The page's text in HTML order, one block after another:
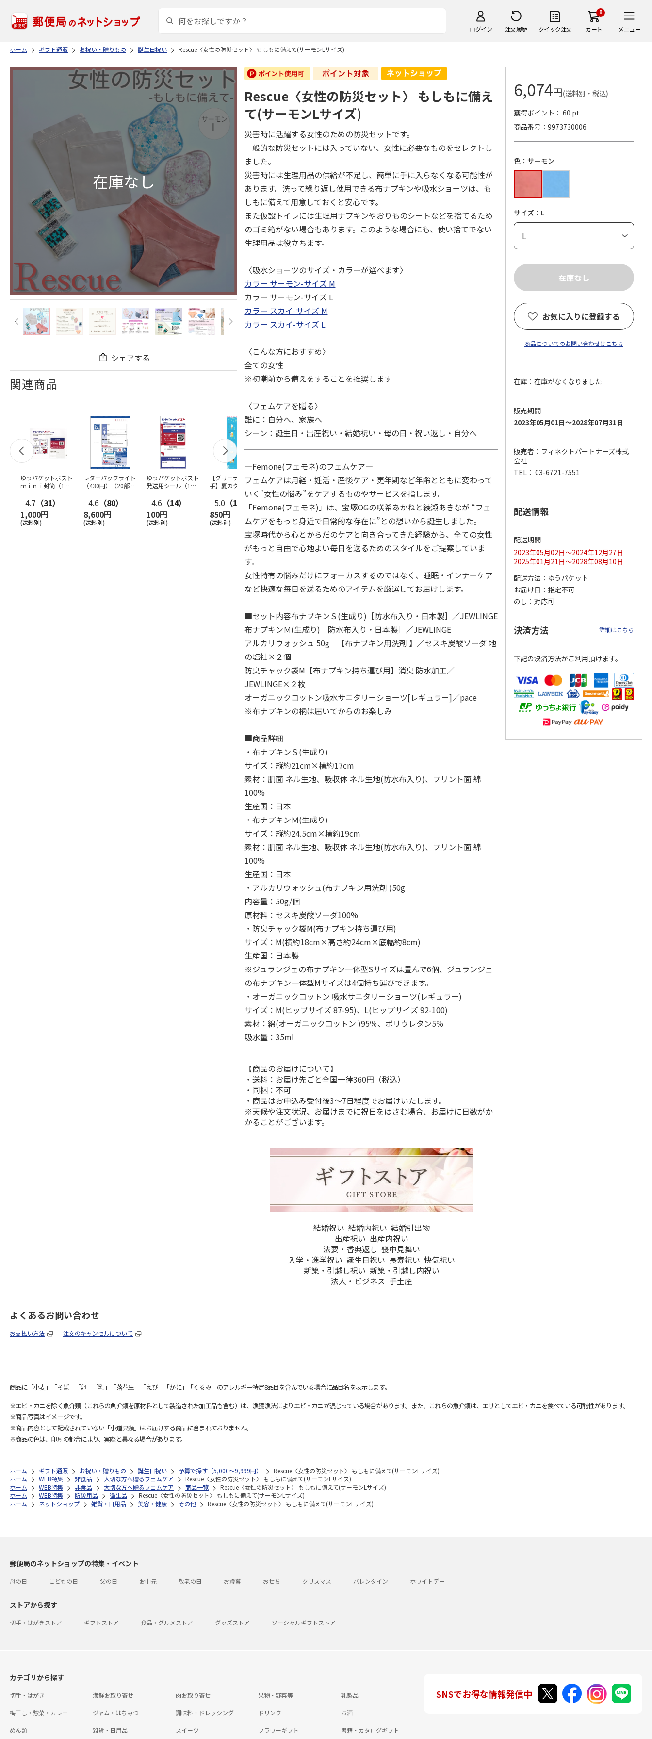
ログイン 注文履歴 クイック注文
0
カート メニュー
ホーム ギフト通販 お祝い・贈りもの 誕生日祝い Rescue〈女性の防災セット〉 もしもに備えて(サーモンLサイズ)
シェアする
関連商品
ゆうパケットポスト
ｍｉｎｉ封筒（1個
4.7 （31）
1,000円
(送料別)
レターパックライト
（430円）（20部セ
4.6 （80）
8,600円
(送料別)
ゆうパケットポスト
発送用シール（1個
4.6 （14）
100円
(送料別)
【グリーティング切
手】夏のグリーティ
5.0 （10）
850円
(送料別)
【グリーティング切
手】夏のグリーティ
ング（110円）
5.0（17）
1,100円
(送料別)
レターパックプラス
（600円）（20部セ
ット）
4.8（24）
12,000円
(送料別)
＜お中元＞新つぶら
なオールスターズ
4.8 （191）
3,780円
(送料・税込)
【グリーティング切
手】ハッピーグリー
5.0（2）
1,100円
(送料別)
【グリーティング切
手】グリーティング
5,500円
通切手・千鳥（1シ
Rescue〈女性の防災セット〉 もしもに備え
て(サーモンLサイズ)
災害時に活躍する女性のための防災セットです。
一般的な防災セットには入っていない、女性に必要なものをセレクトし
ました。
災害時には生理用品の供給が不足し、簡単に手に入らなくなる可能性が
あります。洗って繰り返し使用できる布ナプキンや吸水ショーツは、も
しもに備えて用意しておくと安心です。
また仮設トイレには生理用ナプキンやおりものシートなどを捨てるため
のゴミ箱がない場合もあります。このような場合にも、使い捨てでない
生理用品は役立ちます。
〈吸水ショーツのサイズ・カラーが選べます〉
カラー サーモン-サイズ M
カラー サーモン-サイズ L
カラー スカイ-サイズ M
カラー スカイ-サイズ L
〈こんな方におすすめ〉
全ての女性
※初潮前から備えをすることを推奨します
〈フェムケアを贈る〉
誰に：自分へ、家族へ
シーン：誕生日・出産祝い・結婚祝い・母の日・祝い返し・自分へ
―Femone(フェモネ)のフェムケア―
フェムケアは月経・妊活・産後ケア・更年期など年齢とともに変わって
いく“女性の悩み”をケアするものやサービスを指します。
「Femone(フェモネ)」は、宝塚OGの咲希あかねと綾瀬あきなが “フェ
ムケアをもっと身近で日常的な存在に”との想いから誕生しました。
宝塚時代から心とからだのケアと向き合ってきた経験から、全ての女性
がもっと自由で心地よい毎日を送るためのスタイルをご提案していま
す。
女性特有の悩みだけにフォーカスするのではなく、睡眠・インナーケア
など快適な毎日を送るためのアイテムを厳選してお届けします。
■セット内容布ナプキンＳ(生成り)［防水布入り・日本製］／JEWLINGE
布ナプキンＭ(生成り)［防水布入り・日本製］／JEWLINGE
アルカリウォッシュ 50g 【布ナプキン用洗剤 】／セスキ炭酸ソーダ 地
の塩社×２個
防臭チャック袋M【布ナプキン持ち運び用】消臭 防水加工／
JEWLINGE×２枚
オーガニックコットン吸水サニタリーショーツ[レギュラー]／pace
※布ナプキンの柄は届いてからのお楽しみ
■商品詳細
・布ナプキンＳ(生成り)
サイズ：縦約21cm×横約17cm
素材：肌面 ネル生地、吸収体 ネル生地(防水布入り)、プリント面 綿
100%
生産国：日本
・布ナプキンＭ(生成り)
サイズ：縦約24.5cm×横約19cm
素材：肌面 ネル生地、吸収体 ネル生地(防水布入り)、プリント面 綿
100%
生産国：日本
・アルカリウォッシュ(布ナプキン用洗剤 )50g
内容量：50g/個
原材料：セスキ炭酸ソーダ100%
・防臭チャック袋M(布ナプキン持ち運び用)
サイズ：M(横約18cm×高さ約24cm×底幅約8cm)
生産国：日本製
※ジュランジェの布ナプキン一体型Sサイズは畳んで6個、ジュランジェ
の布ナプキン一体型Mサイズは4個持ち運びできます。
・オーガニックコットン 吸水サニタリーショーツ(レギュラー)
サイズ：M(ヒップサイズ 87-95)、L(ヒップサイズ 92-100)
素材：綿(オーガニックコットン )95％、ポリウレタン5％
吸水量：35ml
【商品のお届けについて】
・送料：お届け先ごと全国一律360円（税込）
・同梱：不可
・商品はお申込み受付後3～7日程度でお届けいたします。
※天候や注文状況、お届けまでに祝日をはさむ場合、お届けに日数がか
かることがございます。
結婚祝い 結婚内祝い 結婚引出物
出産祝い 出産内祝い
法要・香典返し 喪中見舞い
入学・進学祝い 誕生日祝い 長寿祝い 快気祝い
新築・引越し祝い 新築・引越し内祝い
法人・ビジネス 手土産
6,074円(送料別・税込)
獲得ポイント： 60 pt
商品番号
9973730006
色：サーモン
サイズ：L
お気に入りに登録する
商品についてのお問い合わせはこちら
在庫：在庫がなくなりました
販売期間
2023年05月01日～2028年07月31日
販売者：フィネクトパートナーズ株式
会社
TEL： 03-6721-7551
配送情報
配送期間
2023年05月02日～2024年12月27日
2025年01月21日～2028年08月10日
配送方法
ゆうパケット
お届け日
指定不可
のし
対応可
決済方法 詳細はこちら
下記の決済方法がご利用頂けます。
よくあるお問い合わせ
お支払い方法 注文のキャンセルについて
商品に「小麦」「そば」「卵」「乳」「落花生」「えび」「かに」「くるみ」のアレルギー特定8品目を含んでいる場合に品目名を表示します。
※エビ・カニを除く魚介類（これらの魚介類を原材料として製造された加工品も含む）は、漁獲漁法によりエビ・カニが混じっている場合があります。また、これらの魚介類は、エサとしてエビ・カニを食べている可能性があります。
※商品写真はイメージです。
※商品内容として記載されていない「小道具類」はお届けする商品に含まれておりません。
※商品の色は、印刷の都合により、実際と異なる場合があります。
ホーム ギフト通販 お祝い・贈りもの 誕生日祝い 予算で探す（5,000～9,999円）
Rescue〈女性の防災セット〉 もしもに備えて(サーモンLサイズ)
ホーム
WEB特集 非食品 大切な方へ贈るフェムケア
Rescue〈女性の防災セット〉 もしもに備えて(サーモンLサイズ)
ホーム
WEB特集 非食品 大切な方へ贈るフェムケア 商品一覧
Rescue〈女性の防災セット〉 もしもに備えて(サーモンLサイズ)
ホーム
WEB特集 防災用品 衛生品
Rescue〈女性の防災セット〉 もしもに備えて(サーモンLサイズ)
ホーム
ネットショップ 雑貨・日用品 美容・健康 その他 Rescue〈女性の防災セット〉 もしもに備えて(サーモンLサイズ)
郵便局のネットショップの特集・イベント
母の日 こどもの日 父の日 お中元 敬老の日 お歳暮 おせち クリスマス バレンタイン ホワイトデー
ストアから探す
切手・はがきストア ギフトストア 食品・グルメストア グッズストア ソーシャルギフトストア
カテゴリから探す
切手・はがき 海鮮お取り寄せ 肉お取り寄せ 果物・野菜等 乳製品
梅干し・惣菜・カレー ジャム・はちみつ 調味料・ドレッシング ドリンク お酒
めん類 雑貨・日用品 スイーツ フラワーギフト 書籍・カタログギフト
SNSでお得な情報発信中